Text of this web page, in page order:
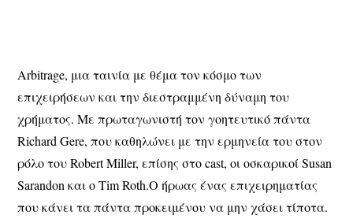
Arbitrage, μια ταινία με θέμα τον κόσμο των
επιχειρήσεων και την διεστραμμένη δύναμη του
χρήματος. Με πρωταγωνιστή τον γοητευτικό πάντα
Richard Gere, που καθηλώνει με την ερμηνεία του στον
ρόλο του Robert Miller, επίσης στο cast, οι οσκαρικοί Susan
Sarandon και ο Tim Roth.Ο ήρωας ένας επιχειρηματίας
που κάνει τα πάντα προκειμένου να μην χάσει τίποτα.